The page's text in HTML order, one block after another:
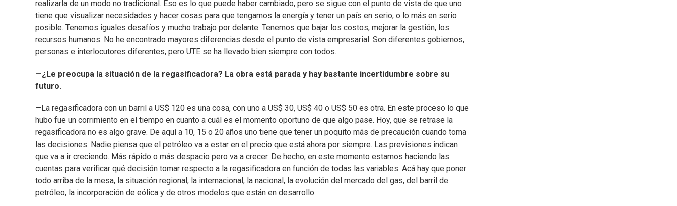
realizarla de un modo no tradicional. Eso es lo que puede haber cambiado, pero se sigue con el punto de vista de que uno
tiene que visualizar necesidades y hacer cosas para que tengamos la energía y tener un país en serio, o lo más en serio
posible. Tenemos iguales desafíos y mucho trabajo por delante. Tenemos que bajar los costos, mejorar la gestión, los
recursos humanos. No he encontrado mayores diferencias desde el punto de vista empresarial. Son diferentes gobiernos,
personas e interlocutores diferentes, pero UTE se ha llevado bien siempre con todos.
—¿Le preocupa la situación de la regasificadora? La obra está parada y hay bastante incertidumbre sobre su
futuro.
—La regasificadora con un barril a US$ 120 es una cosa, con uno a US$ 30, US$ 40 o US$ 50 es otra. En este proceso lo que
hubo fue un corrimiento en el tiempo en cuanto a cuál es el momento oportuno de que algo pase. Hoy, que se retrase la
regasificadora no es algo grave. De aquí a 10, 15 o 20 años uno tiene que tener un poquito más de precaución cuando toma
las decisiones. Nadie piensa que el petróleo va a estar en el precio que está ahora por siempre. Las previsiones indican
que va a ir creciendo. Más rápido o más despacio pero va a crecer. De hecho, en este momento estamos haciendo las
cuentas para verificar qué decisión tomar respecto a la regasificadora en función de todas las variables. Acá hay que poner
todo arriba de la mesa, la situación regional, la internacional, la nacional, la evolución del mercado del gas, del barril de
petróleo, la incorporación de eólica y de otros modelos que están en desarrollo.